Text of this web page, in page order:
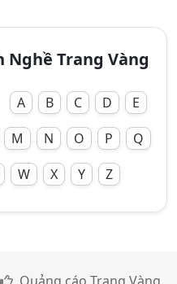
Nghề Trang Vàng
A B C D
E
M N O P
Q
W X Y Z